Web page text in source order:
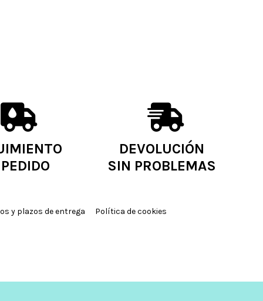
DEVOLUCIÓN
SIN PROBLEMAS
y plazos de entrega Política de cookies